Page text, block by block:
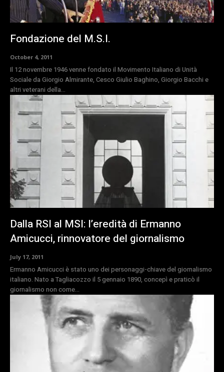
Fondazione del M.S.I.
October 4, 2011
Il 12 novembre 1946 venne fondato il Movimento Italiano di Unità
Sociale da Giorgio Almirante, Cesco Giulio Baghino, Giorgio Bacchi e
altri veterani della...
Dalla RSI al MSI: l’eredità di Ermanno
Amicucci, rinnovatore del giornalismo
July 17, 2011
Ermanno Amicucci è stato uno dei personaggi-chiave del giornalismo
italiano. Nato a Tagliacozzo il 5 gennaio 1890, concepì e praticò il
giornalismo non come...